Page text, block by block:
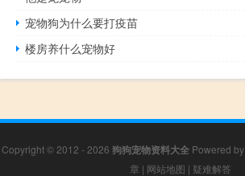
宠物狗为什么要打疫苗
楼房养什么宠物好
Copyright © 2012 - 2026 狗狗宠物资料大全Powered by
章 | 网站地图 | 疑难解答